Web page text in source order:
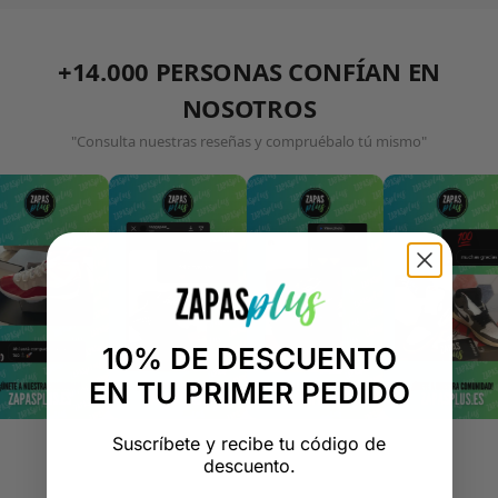
+14.000 PERSONAS CONFÍAN EN
NOSOTROS
"Consulta nuestras reseñas y compruébalo tú mismo"
10% DE DESCUENTO
EN TU PRIMER PEDIDO
Suscríbete y recibe tu código de
descuento.